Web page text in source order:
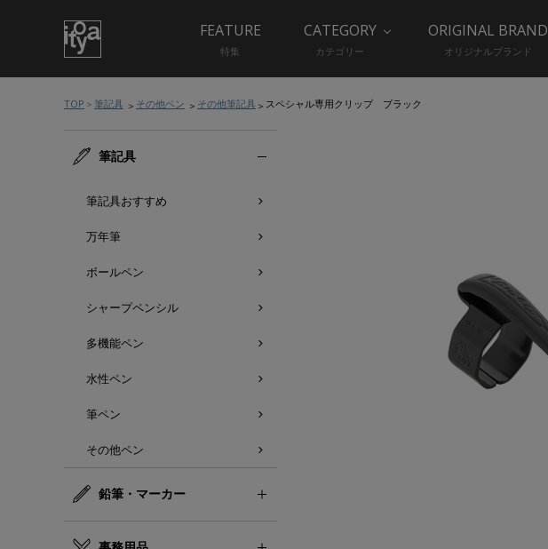
FEATURE
特集
CATEGORY
カテゴリー
ORIGINAL BRAND
オリジナルブランド
TOP 筆記具 その他ペン その他筆記具 スペシャル専用クリップ ブラック
筆記具
筆記具おすすめ
万年筆
ボールペン
シャープペンシル
多機能ペン
水性ペン
筆ペン
その他ペン
鉛筆・マーカー